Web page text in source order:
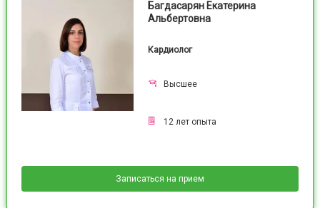
Багдасарян Екатерина
Альбертовна
Кардиолог
Высшее
12 лет опыта
Записаться на прием